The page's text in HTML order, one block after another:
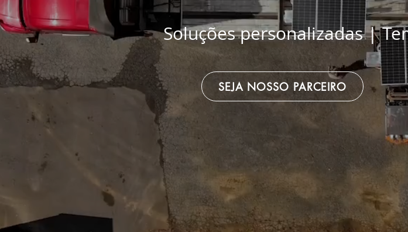
Soluções personalizadas |
SEJA NOSSO PARCEIRO